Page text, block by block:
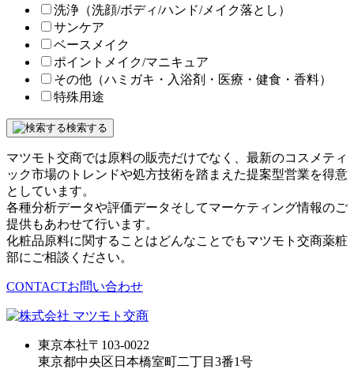
洗浄（洗顔/ボディ/ハンド/メイク落とし）
サンケア
ベースメイク
ポイントメイク/マニキュア
その他（ハミガキ・入浴剤・医療・健食・香料）
特殊用途
検索する
マツモト交商では原料の販売だけでなく、最新のコスメティ
ック市場のトレンドや処方技術を踏まえた提案型営業を得意
としています。
各種分析データや評価データそしてマーケティング情報のご
提供もあわせて行います。
化粧品原料に関することはどんなことでもマツモト交商薬粧
部にご相談ください。
CONTACTお問い合わせ
東京本社〒103-0022
東京都中央区日本橋室町二丁目3番1号